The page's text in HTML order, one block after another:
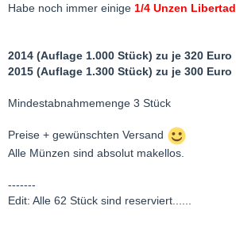
Habe noch immer einige 1/4 Unzen Libertad
2014 (Auflage 1.000 Stück) zu je 320 Euro
2015 (Auflage 1.300 Stück) zu je 300 Euro
Mindestabnahmemenge 3 Stück
Preise + gewünschten Versand
Alle Münzen sind absolut makellos.
-------
Edit: Alle 62 Stück sind reserviert......